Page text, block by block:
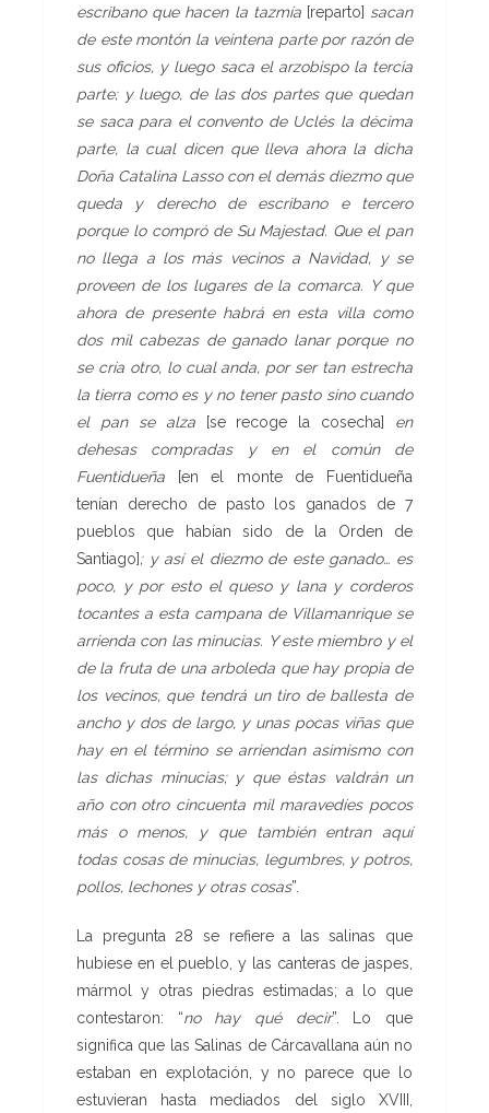
escribano que hacen la tazmía [reparto] sacan
de este montón la veintena parte por razón de
sus oficios, y luego saca el arzobispo la tercia
parte; y luego, de las dos partes que quedan
se saca para el convento de Uclés la décima
parte, la cual dicen que lleva ahora la dicha
Doña Catalina Lasso con el demás diezmo que
queda y derecho de escribano e tercero
porque lo compró de Su Majestad. Que el pan
no llega a los más vecinos a Navidad, y se
proveen de los lugares de la comarca. Y que
ahora de presente habrá en esta villa como
dos mil cabezas de ganado lanar porque no
se cría otro, lo cual anda, por ser tan estrecha
la tierra como es y no tener pasto sino cuando
el pan se alza[se recoge la cosecha]
en
dehesas compradas y en el común de
Fuentidueña
[en el monte de Fuentidueña
tenían derecho de pasto los ganados de 7
pueblos que habían sido de la Orden de
Santiago]; y así el diezmo de este ganado… es
poco, y por esto el queso y lana y corderos
tocantes a esta campana de Villamanrique se
arrienda con las minucias. Y este miembro y el
de la fruta de una arboleda que hay propia de
los vecinos, que tendrá un tiro de ballesta de
ancho y dos de largo, y unas pocas viñas que
hay en el término se arriendan asimismo con
las dichas minucias; y que éstas valdrán un
año con otro cincuenta mil maravedíes pocos
más o menos, y que también entran aquí
todas cosas de minucias, legumbres, y potros,
pollos, lechones y otras cosas”.
La pregunta 28 se refiere a las salinas que
hubiese en el pueblo, y las canteras de jaspes,
mármol y otras piedras estimadas; a lo que
contestaron: “no hay qué decir”. Lo que
significa que las Salinas de Cárcavallana aún no
estaban en explotación, y no parece que lo
estuvieran hasta mediados del siglo XVIII,